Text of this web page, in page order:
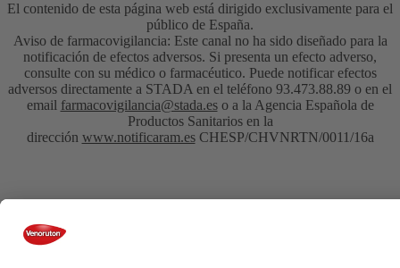
El contenido de esta página web está dirigido exclusivamente para el
público de España.
Aviso de farmacovigilancia: Este canal no ha sido diseñado para la
notificación de efectos adversos. Si presenta un efecto adverso,
consulte con su médico o farmacéutico. Puede notificar efectos
adversos directamente a STADA en el teléfono 93.473.88.89 o en el
email farmacovigilancia@stada.eso a la Agencia Española de
Productos Sanitarios en la
dirección www.notificaram.esCHESP/CHVNRTN/0011/16a